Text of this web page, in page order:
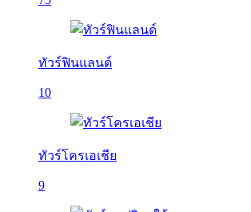
ทัวร์ฟินแลนด์
10
ทัวร์โครเอเชีย
9